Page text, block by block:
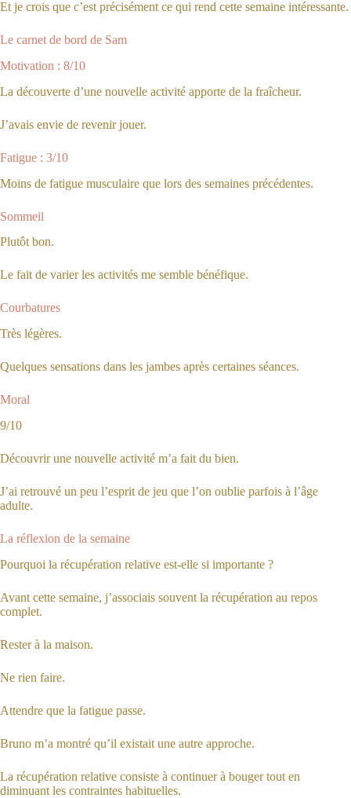
Et je crois que c’est précisément ce qui rend cette semaine intéressante.
Le carnet de bord de Sam
Motivation : 8/10
La découverte d’une nouvelle activité apporte de la fraîcheur.
J’avais envie de revenir jouer.
Fatigue : 3/10
Moins de fatigue musculaire que lors des semaines précédentes.
Sommeil
Plutôt bon.
Le fait de varier les activités me semble bénéfique.
Courbatures
Très légères.
Quelques sensations dans les jambes après certaines séances.
Moral
9/10
Découvrir une nouvelle activité m’a fait du bien.
J’ai retrouvé un peu l’esprit de jeu que l’on oublie parfois à l’âge
adulte.
La réflexion de la semaine
Pourquoi la récupération relative est-elle si importante ?
Avant cette semaine, j’associais souvent la récupération au repos
complet.
Rester à la maison.
Ne rien faire.
Attendre que la fatigue passe.
Bruno m’a montré qu’il existait une autre approche.
La récupération relative consiste à continuer à bouger tout en
diminuant les contraintes habituelles.